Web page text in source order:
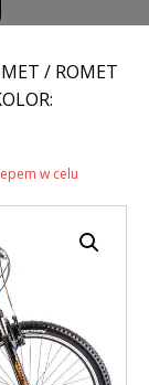
/ ROMET
w celu